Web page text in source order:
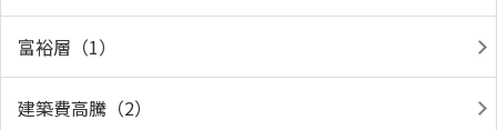
富裕層（1）
建築費高騰（2）